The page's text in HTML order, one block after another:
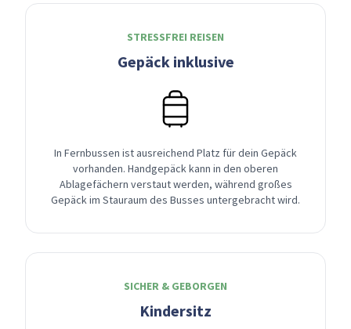
STRESSFREI REISEN
Gepäck inklusive
In Fernbussen ist ausreichend Platz für dein Gepäck
vorhanden. Handgepäck kann in den oberen
Ablagefächern verstaut werden, während großes
Gepäck im Stauraum des Busses untergebracht wird.
SICHER & GEBORGEN
Kindersitz